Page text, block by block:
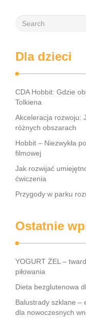
Dla dzieci
CDA Hobbit: Gdzie
Tolkiena
Akceleracja rozwoju:
różnych obszarach
Hobbit – Niezwykła
filmowej
Jak rozwijać
ćwiczenia
Przygody w parku
Ostatnie
YOGURT ŻEL –
piłowania
Dieta bezglutenowa
Balustrady szklane –
dla nowoczesnych